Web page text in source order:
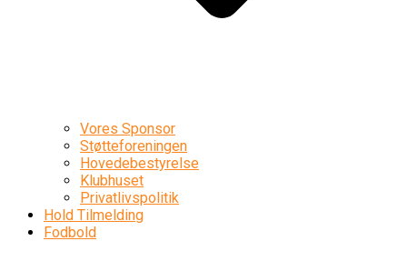
Vores Sponsor
Støtteforeningen
Hovedebestyrelse
Klubhuset
Privatlivspolitik
Hold Tilmelding
Fodbold